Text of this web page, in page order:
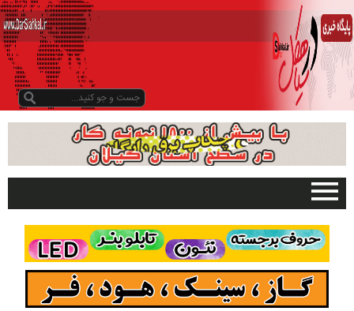
صفحه اصلی
تبلیغات در سایت
گیلان
سیاهکل